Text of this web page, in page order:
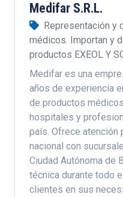
Medifar S.R.L.
Representación y
médicos. Importan y
productos EXEOL Y
Medifar es una
años de experiencia
de productos
hospitales y
país. Ofrece atención
nacional con
Ciudad Autónoma de
técnica durante todo
clientes en sus